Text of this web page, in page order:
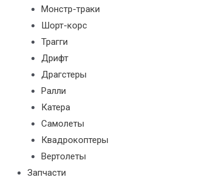
Монстр-траки
Шорт-корс
Трагги
Дрифт
Драгстеры
Ралли
Катера
Самолеты
Квадрокоптеры
Вертолеты
Запчасти